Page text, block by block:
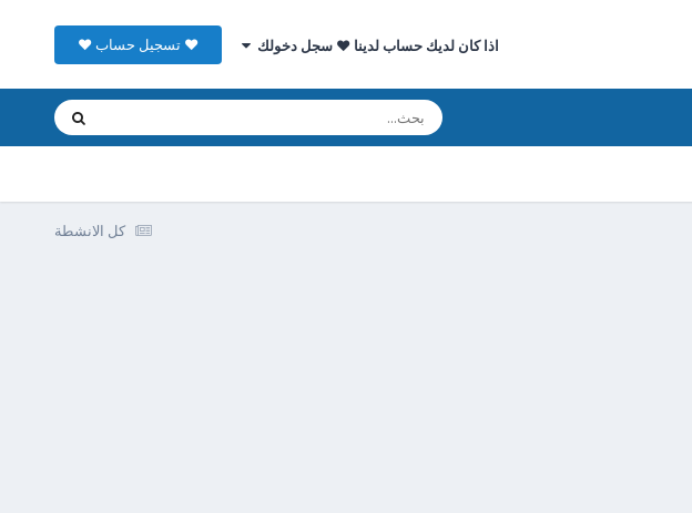
اذا كان لديك حساب لدينا ♥ سجل دخولك ♥ تسجيل حساب ♥
كل الانشطة